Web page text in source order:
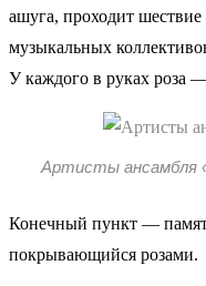
ашуга, проходит
музыкальных
У каждого в руках роза
Артисты ансамбля
Конечный пункт —
покрывающийся розами.